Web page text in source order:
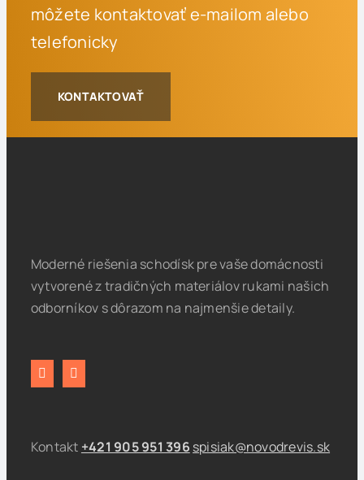
môžete kontaktovať e-mailom alebo
telefonicky
KONTAKTOVAŤ
Moderné riešenia schodísk pre vaše domácnosti
vytvorené z tradičných materiálov rukami našich
odborníkov s dôrazom na najmenšie detaily.
Kontakt +421 905 951 396 spisiak@novodrevis.sk